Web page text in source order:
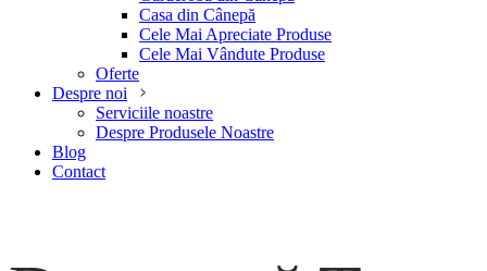
Casa din Cânepă
Cele Mai Apreciate Produse
Cele Mai Vândute Produse
Oferte
Despre noi
Serviciile noastre
Despre Produsele Noastre
Blog
Contact